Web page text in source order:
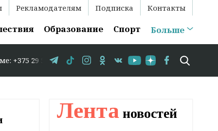
Рекламодателям Подписка Контакты
Образование Спорт Больше
// В Гродно временно закрывается движение по
Лента новостей